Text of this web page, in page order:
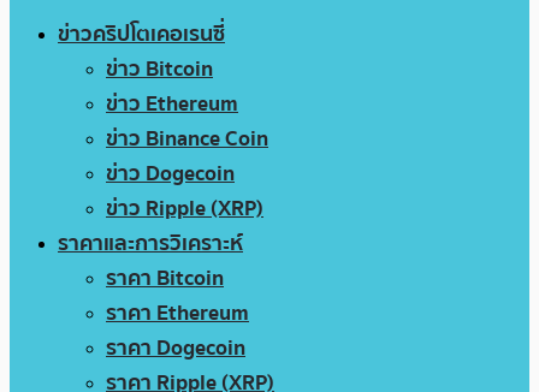
ข่าวคริปโตเคอเรนซี่
ข่าว Bitcoin
ข่าว Ethereum
ข่าว Binance Coin
ข่าว Dogecoin
ข่าว Ripple (XRP)
ราคาและการวิเคราะห์
ราคา Bitcoin
ราคา Ethereum
ราคา Dogecoin
ราคา Ripple (XRP)